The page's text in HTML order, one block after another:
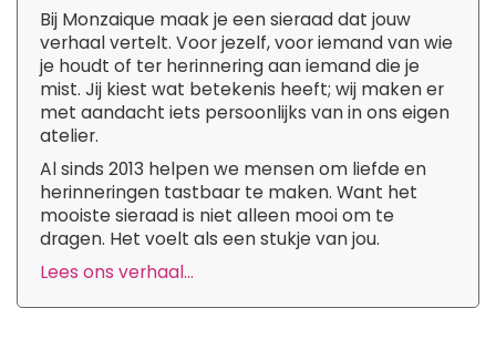
Bij Monzaique maak je een sieraad dat jouw
verhaal vertelt. Voor jezelf, voor iemand van wie
je houdt of ter herinnering aan iemand die je
mist. Jij kiest wat betekenis heeft; wij maken er
met aandacht iets persoonlijks van in ons eigen
atelier.
Al sinds 2013 helpen we mensen om liefde en
herinneringen tastbaar te maken. Want het
mooiste sieraad is niet alleen mooi om te
dragen. Het voelt als een stukje van jou.
Lees ons verhaal...